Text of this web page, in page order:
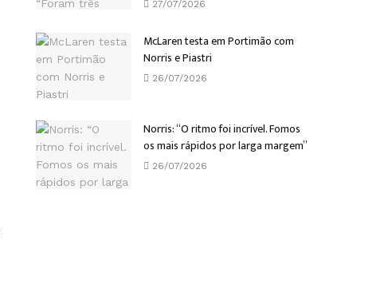
27/07/2026
McLaren testa em Portimão com
Norris e Piastri
26/07/2026
Norris: “O ritmo foi incrível. Fomos
os mais rápidos por larga margem”
26/07/2026